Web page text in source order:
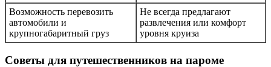
Возможность перевозить
автомобили и
крупногабаритный груз
Не всегда предлагают
развлечения или комфорт
уровня круиза
Советы для путешественников на пароме